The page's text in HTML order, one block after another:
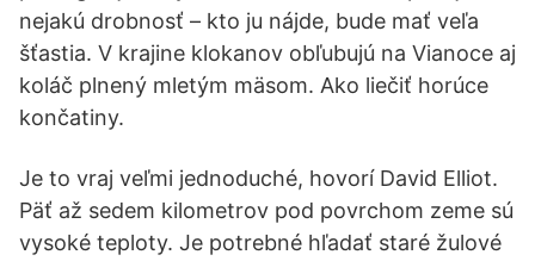
nejakú drobnosť – kto ju nájde, bude mať veľa
šťastia. V krajine klokanov obľubujú na Vianoce aj
koláč plnený mletým mäsom. Ako liečiť horúce
končatiny.
Je to vraj veľmi jednoduché, hovorí David Elliot.
Päť až sedem kilometrov pod povrchom zeme sú
vysoké teploty. Je potrebné hľadať staré žulové